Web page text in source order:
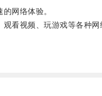
网络体验。
看视频、玩游戏等各种网